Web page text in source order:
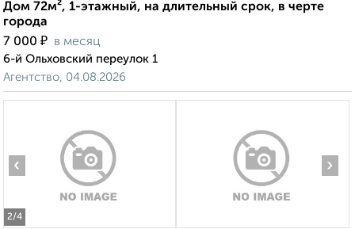
Дом 72м², 1-этажный, на длительный срок, в черте
города
7 000 ₽ в месяц
6-й Ольховский переулок 1
Агентство, 04.08.2026
2/4
‹ ›